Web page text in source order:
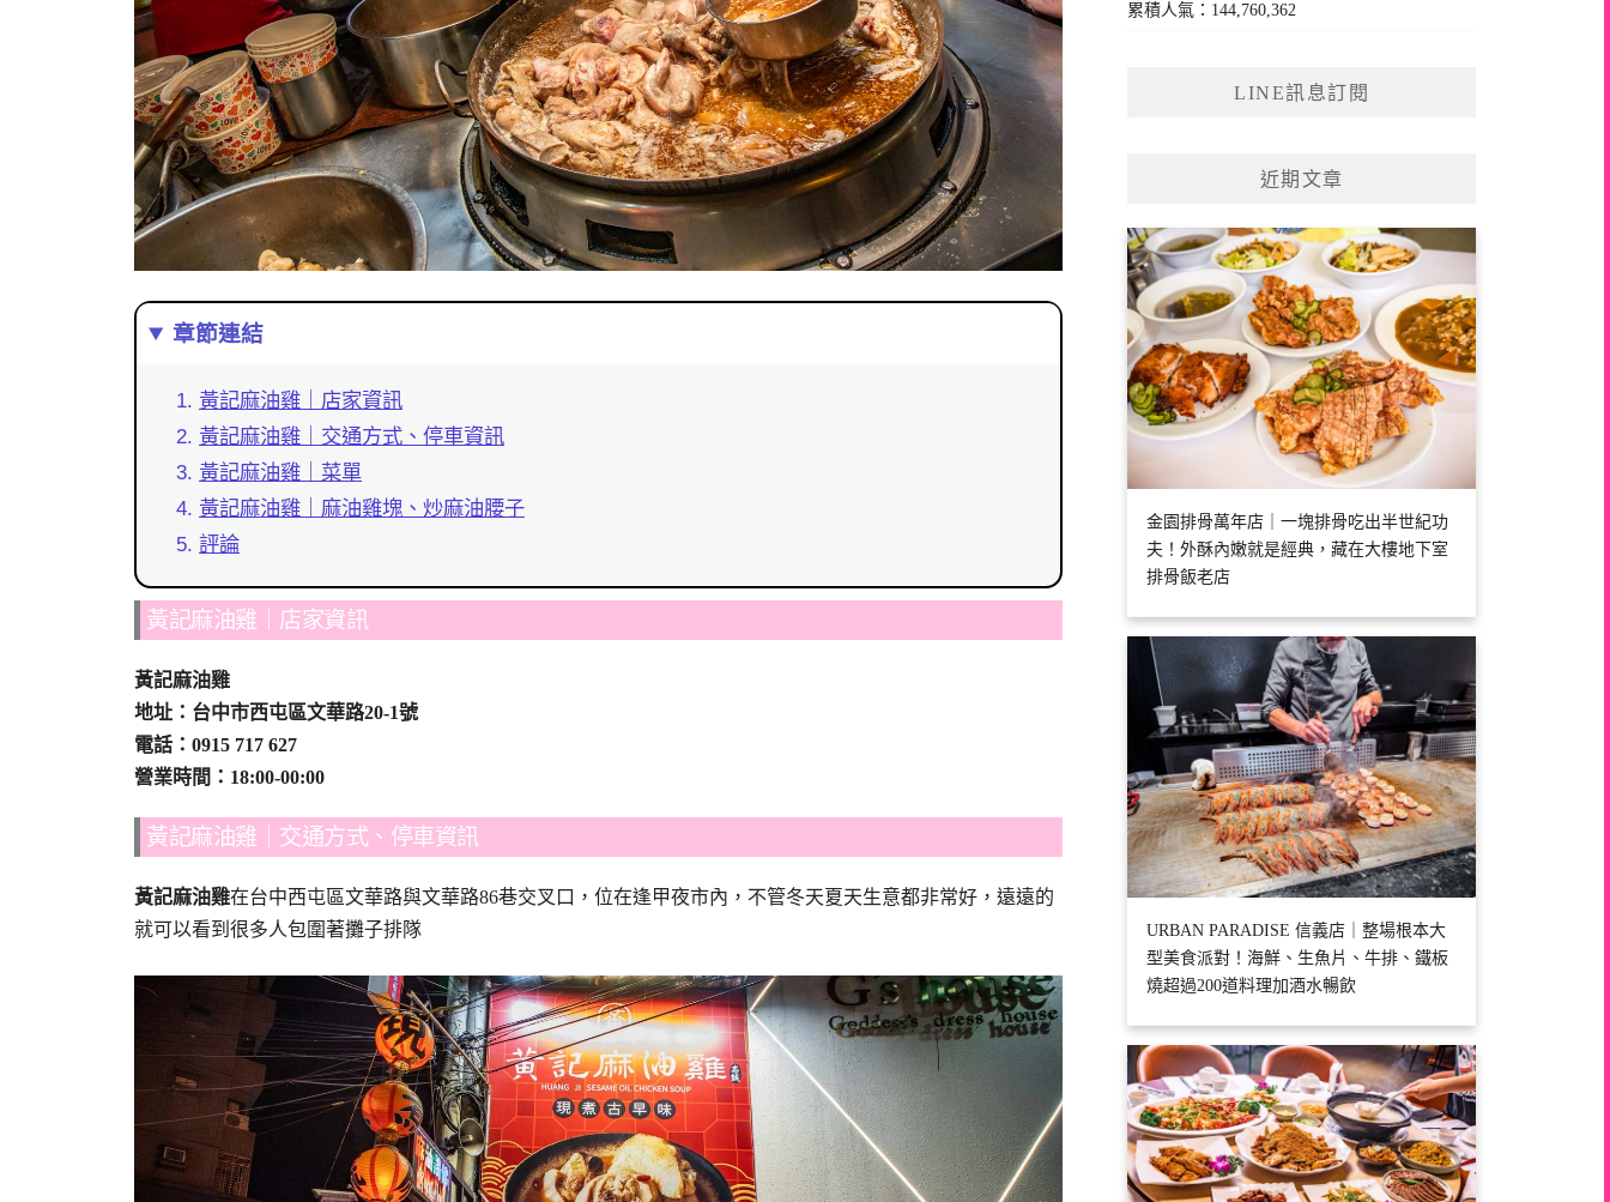
章節連結
黃記麻油雞｜店家資訊
黃記麻油雞｜交通方式、停車資訊
黃記麻油雞｜菜單
黃記麻油雞｜麻油雞塊、炒麻油腰子
評論
黃記麻油雞｜店家資訊
黃記麻油雞
地址：台中市西屯區文華路20-1號
電話：0915 717 627
營業時間：18:00-00:00
黃記麻油雞｜交通方式、停車資訊
黃記麻油雞在台中西屯區文華路與文華路86巷交叉口，位在逢甲夜市內，不管冬天夏天生意都非常好，遠遠的
就可以看到很多人包圍著攤子排隊
累積人氣：144,760,362
LINE訊息訂閱
近期文章
金園排骨萬年店｜一塊排骨吃出半世紀功
夫！外酥內嫩就是經典，藏在大樓地下室
排骨飯老店
URBAN PARADISE 信義店｜整場根本大
型美食派對！海鮮、生魚片、牛排、鐵板
燒超過200道料理加酒水暢飲